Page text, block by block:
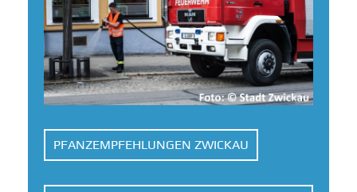
PFANZEMPFEHLUNGEN ZWICKAU